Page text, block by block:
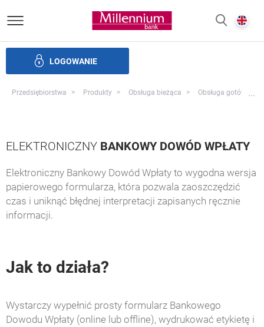
Bank Millennium homepage
LOGOWANIE
Przedsiębiorstwa Produkty Obsługa bieżąca Obsługa gotówkowa
...
ELEKTRONICZNY BANKOWY DOWÓD WPŁATY
Elektroniczny Bankowy Dowód Wpłaty to wygodna wersja
papierowego formularza, która pozwala zaoszczędzić
czas i uniknąć błędnej interpretacji zapisanych ręcznie
informacji.
Jak to działa?
Wystarczy wypełnić prosty formularz Bankowego
Dowodu Wpłaty (online lub offline), wydrukować etykietę i